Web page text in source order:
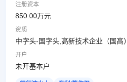
注册资本
850.00万元
资质
中字头-国字头,高新技术企业（国高）
开户
未开基本户